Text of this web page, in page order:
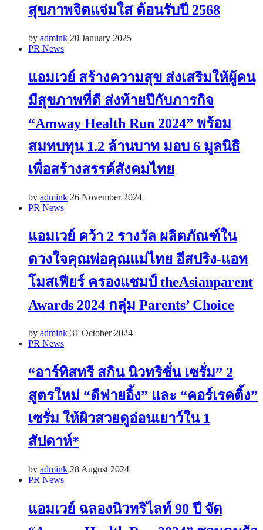
สุขภาพจิตแจ่มใส ต้อนรับปี 2568
by admink 20 January 2025
PR News
แอมเวย์ สร้างความสุข ส่งเสริมให้ผู้คน
มีสุขภาพที่ดี ส่งท้ายปีกับภารกิจ
“Amway Health Run 2024” พร้อม
สมทบทุน 1.2 ล้านบาท มอบ 6 มูลนิธิ
เพื่อสร้างสรรค์สังคมไทย
by admink 26 November 2024
PR News
แอมเวย์ คว้า 2 รางวัล ผลิตภัณฑ์ใน
ดวงใจคุณพ่อคุณแม่ไทย อีสปริง-แอท
โมสเฟียร์ ครองแชมป์ theAsianparent
Awards 2024 กลุ่ม Parents’ Choice
by admink 31 October 2024
PR News
“อาร์ทิสทรี สกิน นิวทริชั่น เซรั่ม” 2
สูตรใหม่ “ดีฟายอิ้ง” และ “คอร์เรคติ้ง”
เซรั่ม ให้ผิวสวยดูอ่อนเยาว์ใน 1
สัปดาห์*
by admink 28 August 2024
PR News
แอมเวย์ ฉลองนิวทริไลท์ 90 ปี จัด